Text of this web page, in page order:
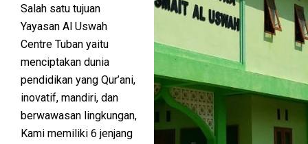
Salah satu tujuan
Yayasan Al Uswah
Centre Tuban yaitu
menciptakan dunia
pendidikan yang Qur’ani,
inovatif, mandiri, dan
berwawasan lingkungan,
Kami memiliki 6 jenjang